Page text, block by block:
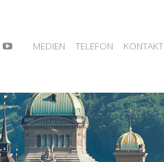
MEDIEN TELEFON KONTAKT